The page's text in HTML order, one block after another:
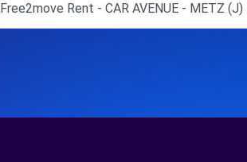
Free2move Rent - CAR AVENUE - METZ (J)